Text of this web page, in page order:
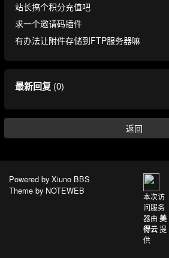
站长搞个积分充值吧
求一个邀请码插件
有办法让附件存储到FTP服务器嘛
最新回复(0)
返回
Powered by Xiuno BBS
Theme by NOTEWEB
本次访
问服务
器由 美
得云提
供